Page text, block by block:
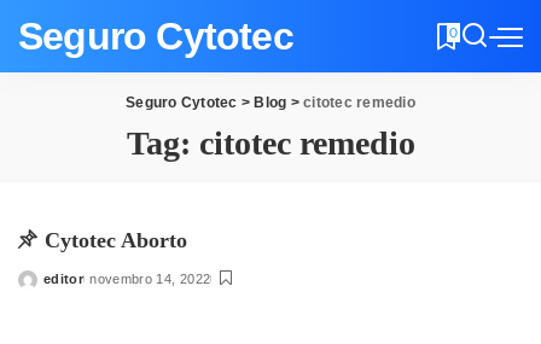
Seguro Cytotec 0
Seguro Cytotec > Blog >citotec remedio
Tag: citotec remedio
Cytotec Aborto
Posted
editor novembro 14, 2022